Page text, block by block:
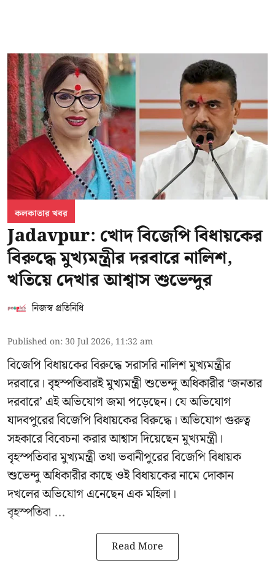
কলকাতার খবর
Jadavpur: খোদ বিজেপি বিধায়কের
বিরুদ্ধে মুখ্যমন্ত্রীর দরবারে নালিশ,
খতিয়ে দেখার আশ্বাস শুভেন্দুর
নিজস্ব প্রতিনিধি
Published on: 30 Jul 2026, 11:32 am
বিজেপি বিধায়কের বিরুদ্ধে সরাসরি নালিশ মুখ্যমন্ত্রীর
দরবারে। বৃহস্পতিবারই মুখ্যমন্ত্রী শুভেন্দু অধিকারীর ‘জনতার
দরবারে’ এই অভিযোগ জমা পড়েছেন। যে অভিযোগ
যাদবপুরের বিজেপি বিধায়কের বিরুদ্ধে। অভিযোগ গুরুত্ব
সহকারে বিবেচনা করার আশ্বাস দিয়েছেন মুখ্যমন্ত্রী।
বৃহস্পতিবার মুখ্যমন্ত্রী তথা ভবানীপুরের বিজেপি বিধায়ক
শুভেন্দু অধিকারীর কাছে ওই বিধায়কের নামে দোকান
দখলের অভিযোগ এনেছেন এক মহিলা।
বৃহস্পতিবা ...
Read More